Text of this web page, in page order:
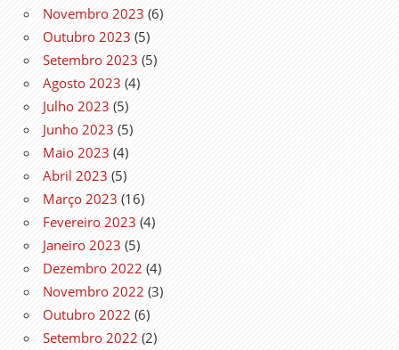
Novembro 2023 (6)
Outubro 2023 (5)
Setembro 2023 (5)
Agosto 2023 (4)
Julho 2023 (5)
Junho 2023 (5)
Maio 2023 (4)
Abril 2023 (5)
Março 2023 (16)
Fevereiro 2023 (4)
Janeiro 2023 (5)
Dezembro 2022 (4)
Novembro 2022 (3)
Outubro 2022 (6)
Setembro 2022 (2)